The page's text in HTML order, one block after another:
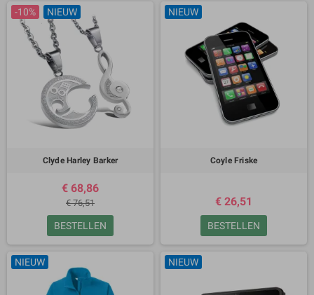
-10% NIEUW
Clyde Harley Barker
€ 68,86
€ 76,51
BESTELLEN
NIEUW
Coyle Friske
€ 26,51
BESTELLEN
NIEUW NIEUW